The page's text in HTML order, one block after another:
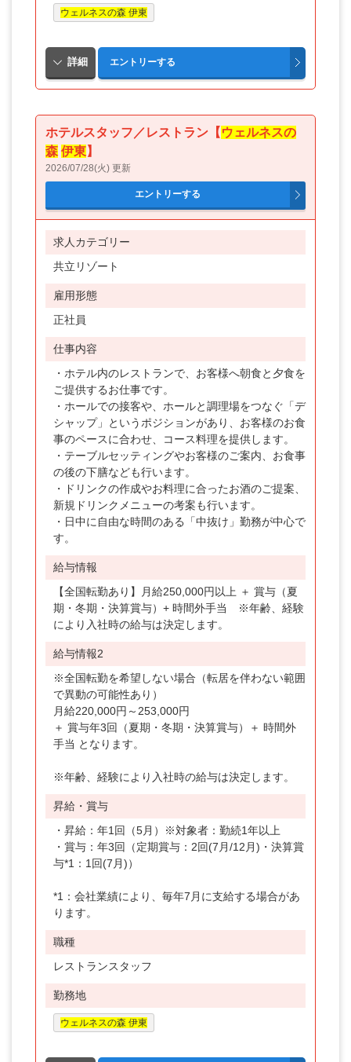
ウェルネスの森 伊東
ホテルスタッフ／レストラン【 ウェルネスの
森 伊東】
2026/07/28(火) 更新
求人カテゴリー
共立リゾート
雇用形態
正社員
仕事内容
・ホテル内のレストランで、お客様へ朝食と夕食を
ご提供するお仕事です。
・ホールでの接客や、ホールと調理場をつなぐ「デ
シャップ」というポジションがあり、お客様のお食
事のペースに合わせ、コース料理を提供します。
・テーブルセッティングやお客様のご案内、お食事
の後の下膳なども行います。
・ドリンクの作成やお料理に合ったお酒のご提案、
新規ドリンクメニューの考案も行います。
・日中に自由な時間のある「中抜け」勤務が中心で
す。
給与情報
【全国転勤あり】月給250,000円以上 ＋ 賞与（夏
期・冬期・決算賞与）+ 時間外手当 ※年齢、経験
により入社時の給与は決定します。
給与情報2
※全国転勤を希望しない場合（転居を伴わない範囲
で異動の可能性あり）
月給220,000円～253,000円
＋ 賞与年3回（夏期・冬期・決算賞与）＋ 時間外
手当 となります。
※年齢、経験により入社時の給与は決定します。
昇給・賞与
・昇給：年1回（5月）※対象者：勤続1年以上
・賞与：年3回（定期賞与：2回(7月/12月)・決算賞
与*1：1回(7月)）
*1：会社業績により、毎年7月に支給する場合があ
ります。
職種
レストランスタッフ
勤務地
ウェルネスの森 伊東